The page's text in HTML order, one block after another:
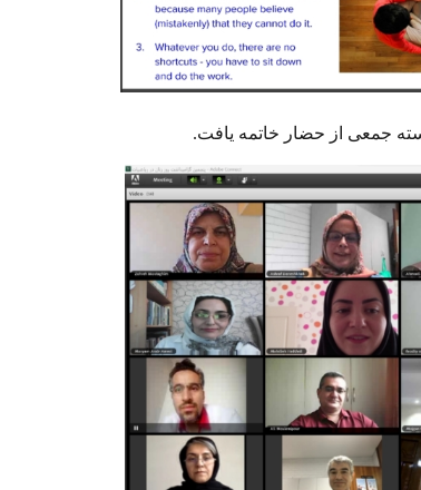
جمعی از حضار خاتمه یافت.